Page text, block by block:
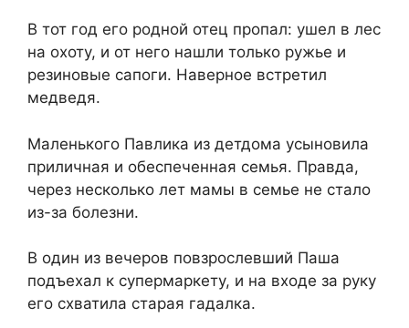
В тот год его родной отец пропал: ушел в лес
на охоту, и от него нашли только ружье и
резиновые сапоги. Наверное встретил
медведя.
Маленького Павлика из детдома усыновила
приличная и обеспеченная семья. Правда,
через несколько лет мамы в семье не стало
из-за болезни.
В один из вечеров повзрослевший Паша
подъехал к супермаркету, и на входе за руку
его схватила старая гадалка.